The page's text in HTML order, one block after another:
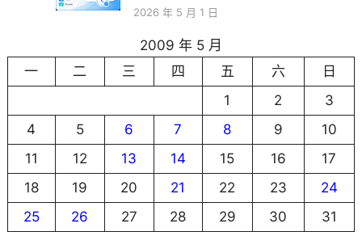
2026 年 5 月 1 日
2009 年 5 月
一
二 三 四 五 六
日
1
2
3
4
5 6 7 8 9
10
11
12 13 14 15 16
17
18
19 20 21 22 23
24
25
26 27 28 29 30
31